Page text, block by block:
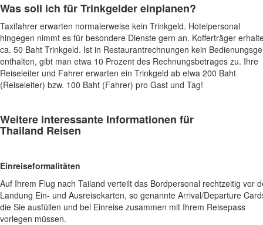
Was soll ich für Trinkgelder einplanen?
Taxifahrer erwarten normalerweise kein Trinkgeld. Hotelpersonal
hingegen nimmt es für besondere Dienste gern an. Kofferträger
ca. 50 Baht Trinkgeld. Ist in Restaurantrechnungen kein
enthalten, gibt man etwa 10 Prozent des Rechnungsbetrages zu. Ihre
Reiseleiter und Fahrer erwarten ein Trinkgeld ab etwa 200 Baht
(Reiseleiter) bzw. 100 Baht (Fahrer) pro Gast und Tag!
Weitere interessante Informationen für
Thailand Reisen
Einreiseformalitäten
Auf Ihrem Flug nach Tailand verteilt das Bordpersonal rechtzeitig vor
Landung Ein- und Ausreisekarten, so genannte Arrival/Departure
die Sie ausfüllen und bei Einreise zusammen mit Ihrem Reisepass
vorlegen müssen.